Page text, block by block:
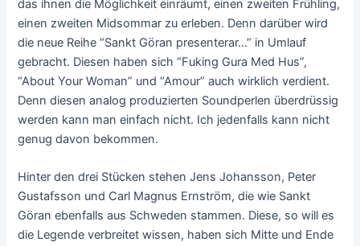
das ihnen die Möglichkeit einräumt, einen zweiten Frühling,
einen zweiten Midsommar zu erleben. Denn darüber wird
die neue Reihe “Sankt Göran presenterar…” in Umlauf
gebracht. Diesen haben sich “Fuking Gura Med Hus”,
“About Your Woman” und “Amour” auch wirklich verdient.
Denn diesen analog produzierten Soundperlen überdrüssig
werden kann man einfach nicht. Ich jedenfalls kann nicht
genug davon bekommen.
Hinter den drei Stücken stehen Jens Johansson, Peter
Gustafsson und Carl Magnus Ernström, die wie Sankt
Göran ebenfalls aus Schweden stammen. Diese, so will es
die Legende verbreitet wissen, haben sich Mitte und Ende